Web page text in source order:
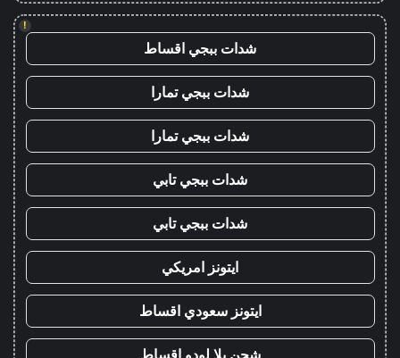
!
شدات ببجي اقساط
شدات ببجي تمارا
شدات ببجي تمارا
شدات ببجي تابي
شدات ببجي تابي
ايتونز امريكي
ايتونز سعودي اقساط
شحن يلا لودو اقساط